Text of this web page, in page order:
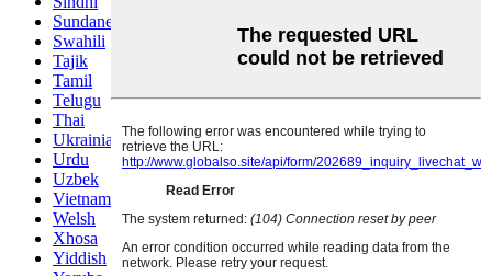
Sundanese
Swahili
Tajik
Tamil
Telugu
Thai
Ukrainian
Urdu
Uzbek
Vietnamese
Welsh
Xhosa
Yiddish